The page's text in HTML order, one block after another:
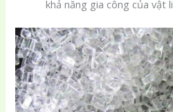
khả năng gia công của vật